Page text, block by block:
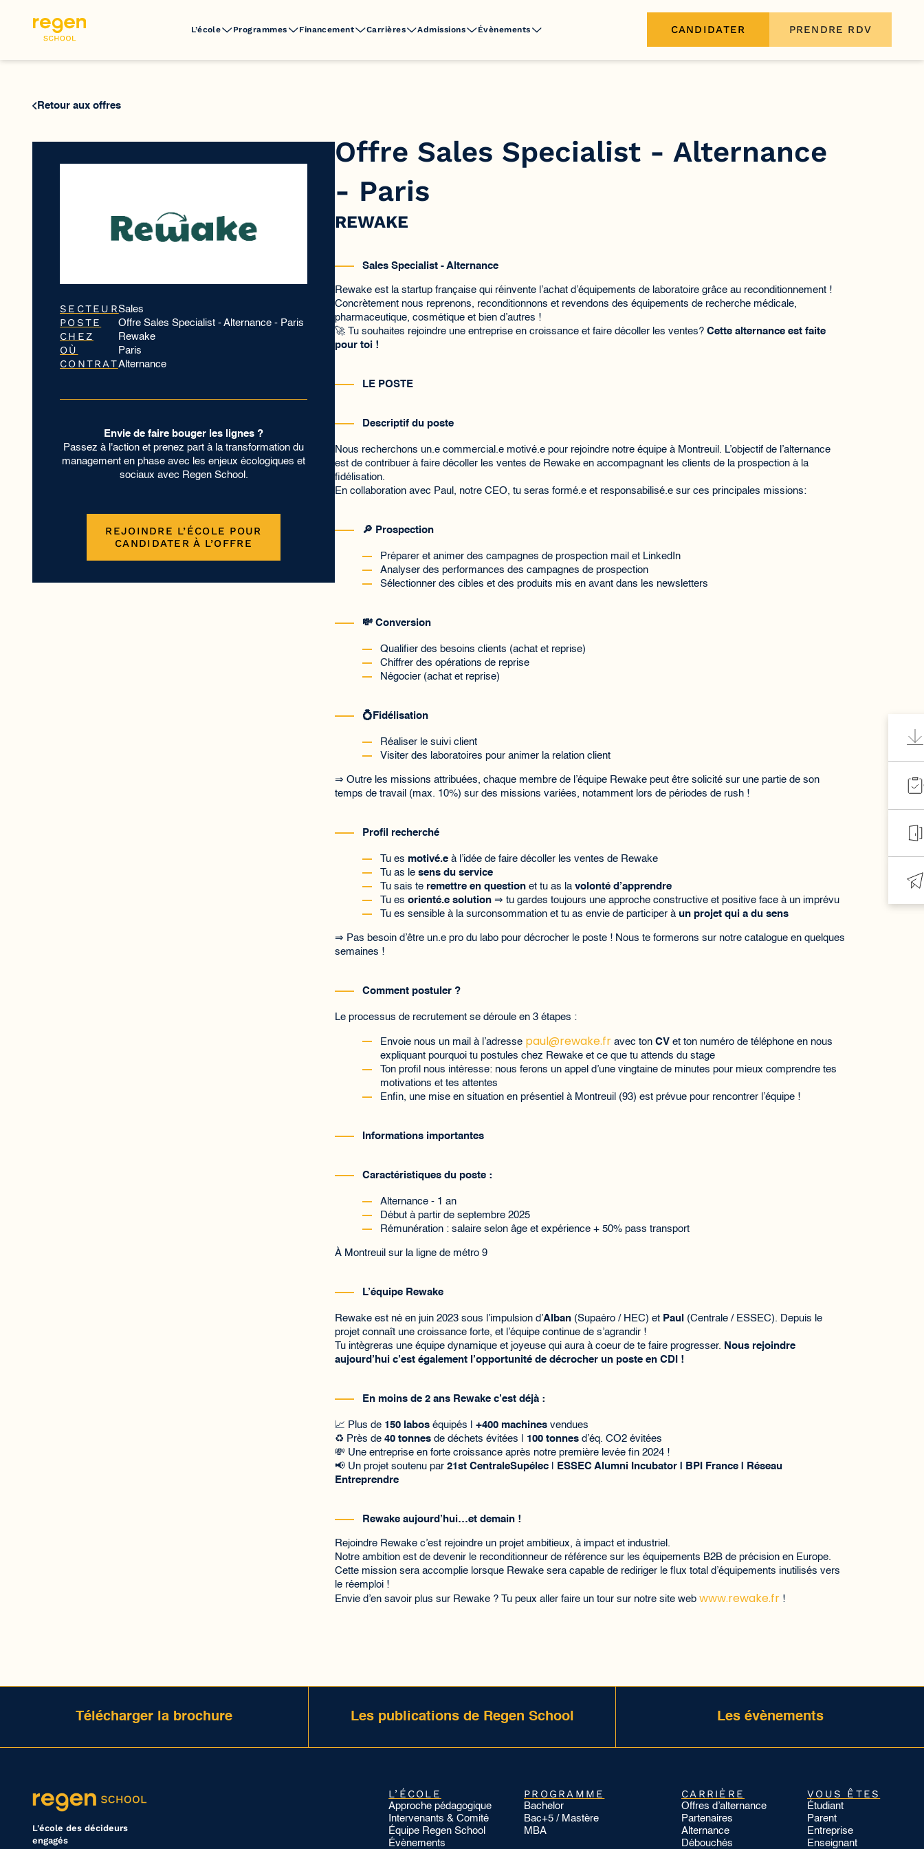
L’école Programmes Financement Carrières Admissions Évènements CANDIDATER PRENDRE RDV
Retour aux offres
SECTEURSales
POSTE Offre Sales Specialist - Alternance - Paris
CHEZ Rewake
OÙ Paris
CONTRATAlternance
Envie de faire bouger les lignes ?
Passez à l'action et prenez part à la transformation du
management en phase avec les enjeux écologiques et
sociaux avec Regen School.
REJOINDRE L’ÉCOLE POUR
CANDIDATER À L’OFFRE
Offre Sales Specialist - Alternance
- Paris
REWAKE
Sales Specialist - Alternance
Rewake est la startup française qui réinvente l’achat d’équipements de laboratoire grâce au reconditionnement !
Concrètement nous reprenons, reconditionnons et revendons des équipements de recherche médicale,
pharmaceutique, cosmétique et bien d’autres !
🚀 Tu souhaites rejoindre une entreprise en croissance et faire décoller les ventes? Cette alternance est faite
pour toi !
LE POSTE
Descriptif du poste
Nous recherchons un.e commercial.e motivé.e pour rejoindre notre équipe à Montreuil. L’objectif de l’alternance
est de contribuer à faire décoller les ventes de Rewake en accompagnant les clients de la prospection à la
fidélisation.
En collaboration avec Paul, notre CEO, tu seras formé.e et responsabilisé.e sur ces principales missions:
🔎 Prospection
Préparer et animer des campagnes de prospection mail et LinkedIn
Analyser des performances des campagnes de prospection
Sélectionner des cibles et des produits mis en avant dans les newsletters
💸 Conversion
Qualifier des besoins clients (achat et reprise)
Chiffrer des opérations de reprise
Négocier (achat et reprise)
💍Fidélisation
Réaliser le suivi client
Visiter des laboratoires pour animer la relation client
⇒ Outre les missions attribuées, chaque membre de l’équipe Rewake peut être solicité sur une partie de son
temps de travail (max. 10%) sur des missions variées, notamment lors de périodes de rush !
Profil recherché
Tu es motivé.e à l’idée de faire décoller les ventes de Rewake
Tu as le sens du service
Tu sais te remettre en question et tu as la volonté d’apprendre
Tu es orienté.e solution ⇒ tu gardes toujours une approche constructive et positive face à un imprévu
Tu es sensible à la surconsommation et tu as envie de participer à un projet qui a du sens
⇒ Pas besoin d’être un.e pro du labo pour décrocher le poste ! Nous te formerons sur notre catalogue en quelques
semaines !
Comment postuler ?
Le processus de recrutement se déroule en 3 étapes :
Envoie nous un mail à l’adresse paul@rewake.fr avec ton CV et ton numéro de téléphone en nous
expliquant pourquoi tu postules chez Rewake et ce que tu attends du stage
Ton profil nous intéresse: nous ferons un appel d’une vingtaine de minutes pour mieux comprendre tes
motivations et tes attentes
Enfin, une mise en situation en présentiel à Montreuil (93) est prévue pour rencontrer l’équipe !
Informations importantes
Caractéristiques du poste :
Alternance - 1 an
Début à partir de septembre 2025
Rémunération : salaire selon âge et expérience + 50% pass transport
À Montreuil sur la ligne de métro 9
L’équipe Rewake
Rewake est né en juin 2023 sous l’impulsion d’Alban (Supaéro / HEC) et Paul (Centrale / ESSEC). Depuis le
projet connaît une croissance forte, et l’équipe continue de s’agrandir !
Tu intègreras une équipe dynamique et joyeuse qui aura à coeur de te faire progresser. Nous rejoindre
aujourd’hui c’est également l’opportunité de décrocher un poste en CDI !
En moins de 2 ans Rewake c’est déjà :
📈 Plus de 150 labos équipés | +400 machines vendues
♻️ Près de 40 tonnes de déchets évitées | 100 tonnes d’éq. CO2 évitées
💸 Une entreprise en forte croissance après notre première levée fin 2024 !
📢 Un projet soutenu par 21st CentraleSupélec
ESSEC Alumni Incubator | BPI France | Réseau
Entreprendre
Rewake aujourd’hui…et demain !
Rejoindre Rewake c’est rejoindre un projet ambitieux, à impact et industriel.
Notre ambition est de devenir le reconditionneur de référence sur les équipements B2B de précision en Europe.
Cette mission sera accomplie lorsque Rewake sera capable de rediriger le flux total d’équipements inutilisés vers
le réemploi !
Envie d’en savoir plus sur Rewake ? Tu peux aller faire un tour sur notre site web www.rewake.fr !
Télécharger la brochure Les publications de Regen School Les évènements
L'école des décideurs
engagés
L’ÉCOLE
Approche pédagogique
Intervenants & Comité
Équipe Regen School
Évènements
PROGRAMME
Bachelor
Bac+5 / Mastère
MBA
CARRIÈRE
Offres d’alternance
Partenaires
Alternance
Débouchés
VOUS ÊTES
Étudiant
Parent
Entreprise
Enseignant